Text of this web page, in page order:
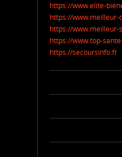
https://www.elite-
https://
https://
https://www.top-
https://secoursinfo.fr